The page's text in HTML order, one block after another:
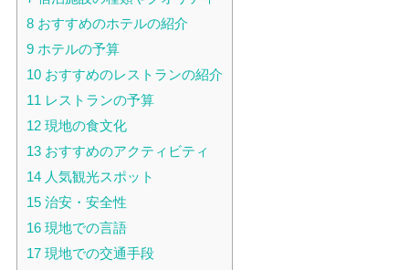
8おすすめのホテルの紹介
9ホテルの予算
10おすすめのレストランの紹介
11 レストランの予算
12現地の食文化
13おすすめのアクティビティ
14人気観光スポット
15治安・安全性
16現地での言語
17現地での交通手段